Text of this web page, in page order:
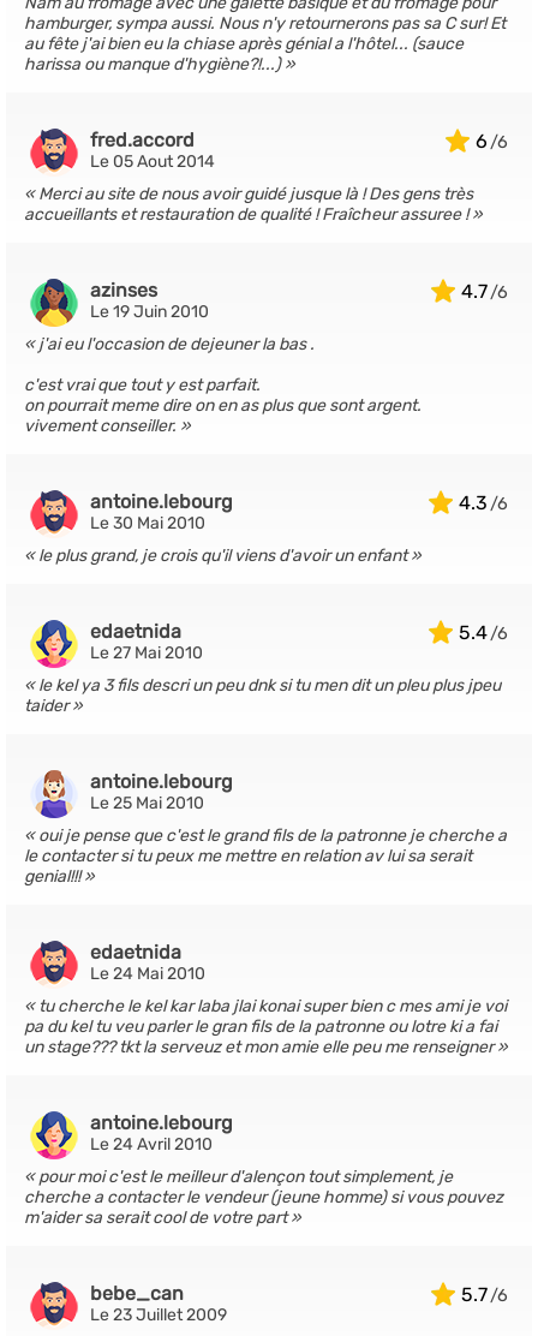
hamburger, sympa aussi. Nous n'y retournerons pas sa C sur! Et
au fête j'ai bien eu la chiase après génial a l'hôtel... (sauce
harissa ou manque d'hygiène?!...)
6
fred.accord
Le 05 Aout 2014
Merci au site de nous avoir guidé jusque là ! Des gens très
accueillants et restauration de qualité ! Fraîcheur assuree !
4.7
azinses
Le 19 Juin 2010
j'ai eu l'occasion de dejeuner la bas .
c'est vrai que tout y est parfait.
on pourrait meme dire on en as plus que sont argent.
vivement conseiller.
4.3
antoine.lebourg
Le 30 Mai 2010
le plus grand, je crois qu'il viens d'avoir un enfant
5.4
edaetnida
Le 27 Mai 2010
le kel ya 3 fils descri un peu dnk si tu men dit un pleu plus jpeu
taider
antoine.lebourg
Le 25 Mai 2010
oui je pense que c'est le grand fils de la patronne je cherche a
le contacter si tu peux me mettre en relation av lui sa serait
genial!!!
edaetnida
Le 24 Mai 2010
tu cherche le kel kar laba jlai konai super bien c mes ami je voi
pa du kel tu veu parler le gran fils de la patronne ou lotre ki a fai
un stage??? tkt la serveuz et mon amie elle peu me renseigner
antoine.lebourg
Le 24 Avril 2010
pour moi c'est le meilleur d'alençon tout simplement, je
cherche a contacter le vendeur (jeune homme) si vous pouvez
m'aider sa serait cool de votre part
5.7
bebe_can
Le 23 Juillet 2009